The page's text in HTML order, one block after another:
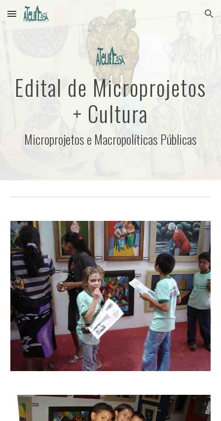
Skip to main content Skip to navigation
Edital de Microprojetos
+ Cultura
Microprojetos e Macropolíticas Públicas